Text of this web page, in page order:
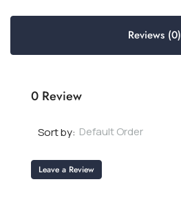
Reviews (0)
0 Review
Sort by: Default Order
Leave a Review